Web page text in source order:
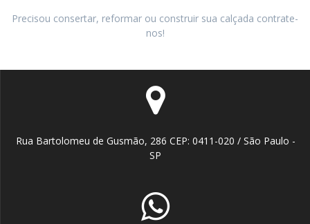
Precisou consertar, reformar ou construir sua calçada contrate-
nos!
Rua Bartolomeu de Gusmão, 286 CEP: 0411-020 / São Paulo -
SP